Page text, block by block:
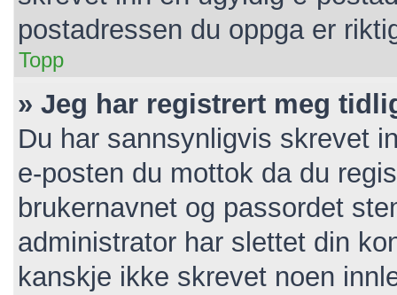
postadressen du oppga er
Topp
» Jeg har registrert meg
Du har sannsynligvis skrevet
e-posten du mottok da du
brukernavnet og passordet
administrator har slettet din
kanskje ikke skrevet noen